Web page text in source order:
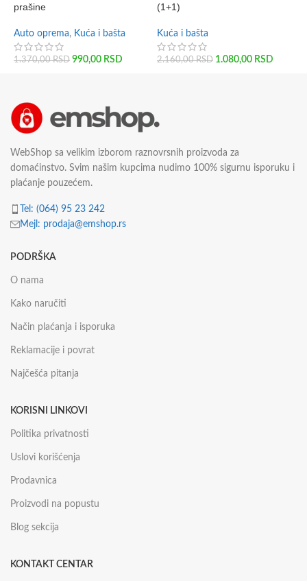
prašine
Auto oprema, Kuća i bašta
1.370,00RSD 990,00 RSD
(1+1)
Kuća i bašta
2.160,00RSD 1.080,00 RSD
WebShop sa velikim izborom raznovrsnih proizvoda za
domaćinstvo. Svim našim kupcima nudimo 100% sigurnu isporuku i
plaćanje pouzećem.
Tel: (064) 95 23 242
Mejl: prodaja@emshop.rs
PODRŠKA
O nama
Kako naručiti
Način plaćanja i isporuka
Reklamacije i povrat
Najčešća pitanja
KORISNI LINKOVI
Politika privatnosti
Uslovi korišćenja
Prodavnica
Proizvodi na popustu
Blog sekcija
KONTAKT CENTAR